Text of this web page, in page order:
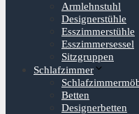
Armlehnstuhl
Designerstühle
Esszimmerstühle
Esszimmersessel
Sitzgruppen
Schlafzimmer
Betten
Designerbetten